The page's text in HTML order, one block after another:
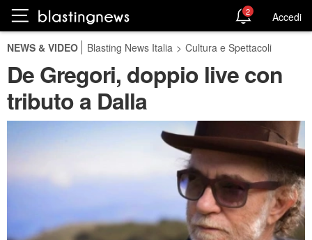
2 Accedi
NEWS & VIDEO Blasting News Italia > Cultura e Spettacoli
De Gregori, doppio live con
tributo a Dalla